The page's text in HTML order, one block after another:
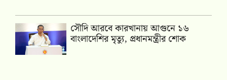
সৌদি আরবে কারখানায় আগুনে ১৬
বাংলাদেশির মৃত্যু, প্রধানমন্ত্রীর শোক